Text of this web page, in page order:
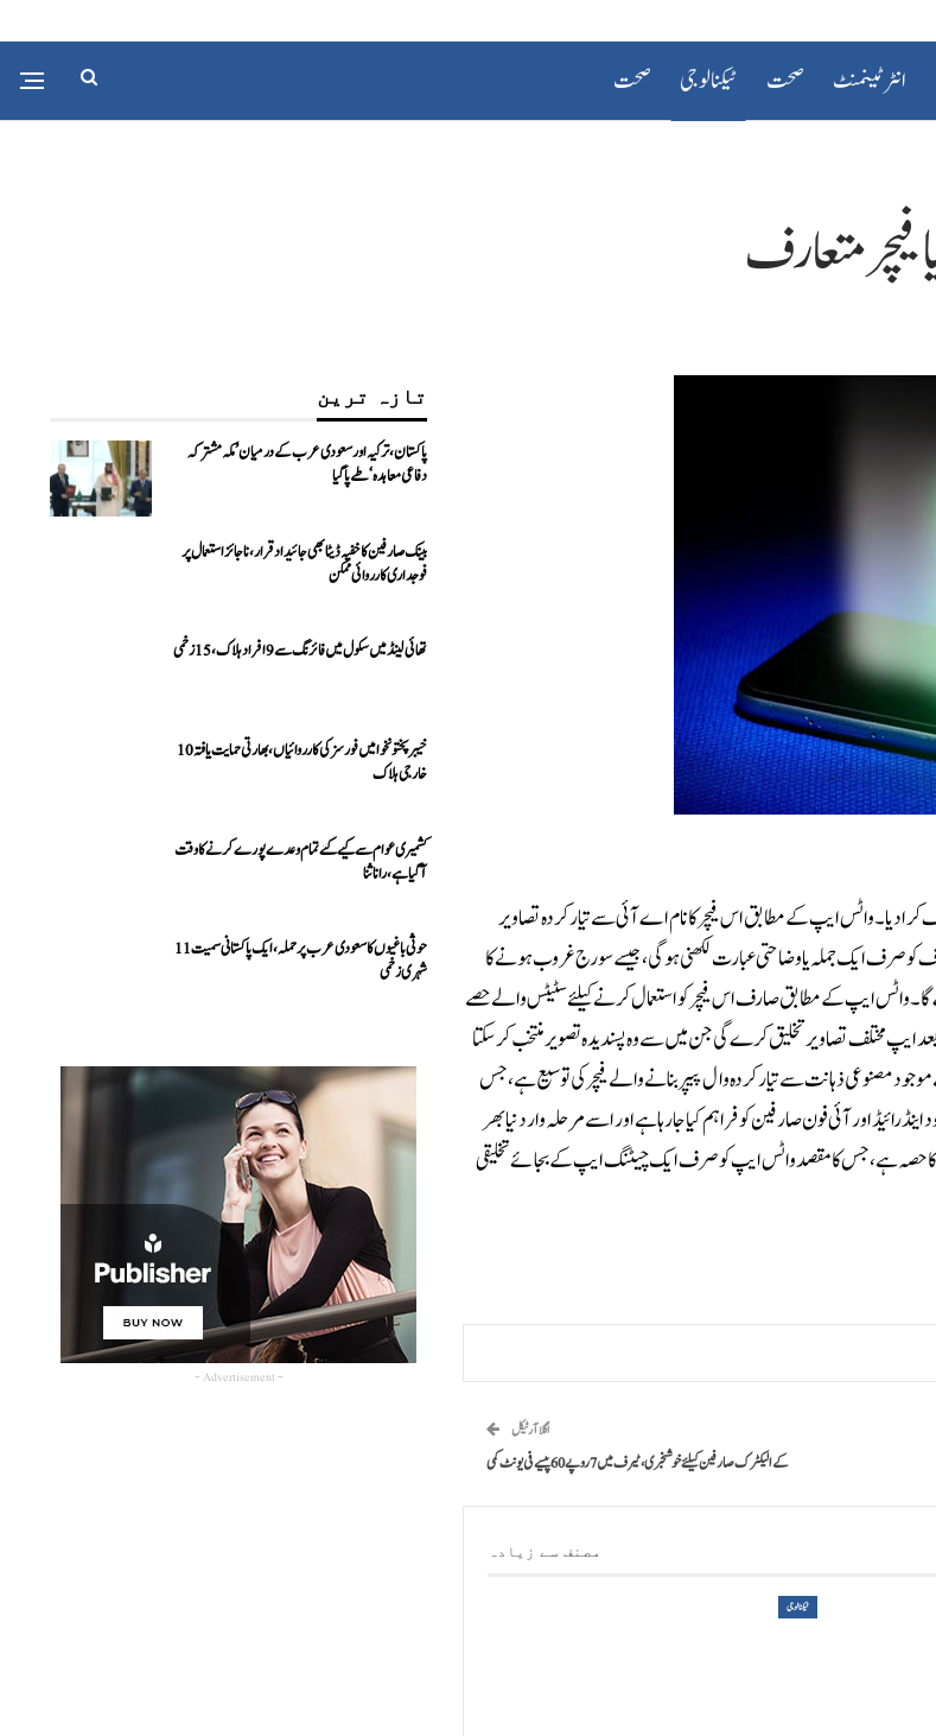
انٹرٹینمنٹ صحت ٹیکنالوجی صحت
متعارف
کرا دیا۔واٹس ایپ کے مطابق اس فیچر کا نام اے آئی سے تیار کردہ تصاویر
کو صرف ایک جملہ یا وضاحتی عبارت لکھنی ہوگی، جیسے سورج غروب ہونے کا
گا۔واٹس ایپ کے مطابق صارف اس فیچر کو استعمال کرنے کیلئے سٹیٹس والے حصے
ایپ مختلف تصاویر تخلیق کرے گی جن میں سے وہ پسندیدہ تصویر منتخب کر سکتا
مصنوعی ذہانت سے تیار کردہ وال پیپر بنانے والے فیچر کی توسیع ہے، جس
اور آئی فون صارفین کو فراہم کیا جا رہا ہے اور اسے مرحلہ وار دنیا بھر
کا حصہ ہے، جس کا مقصد واٹس ایپ کو صرف ایک چیٹنگ ایپ کے بجائے تخلیقی
اگلا آرٹیکل
کے الیکٹرک صارفین کیلئے خوشخبری، ٹیرف میں 7 روپے 60 پیسے فی یونٹ کمی
مصنف سے زیادہ
ٹیکنالوجی
تازہ ترین
پاکستان، ترکیہ اور سعودی عرب کے درمیان ’مکہ مشترکہ
دفاعی معاہدہ‘ طے پا گیا
بینک صارفین کا خفیہ ڈیٹا بھی جائیداد قرار، ناجائز استعمال پر
فوجداری کارروائی ممکن
تھائی لینڈ میں سکول میں فائرنگ سے 9 افراد ہلاک، 15 زخمی
خیبرپختونخوا میں فورسز کی کارروائیاں، بھارتی حمایت یافتہ 10
خارجی ہلاک
کشمیری عوام سے کیے گئے تمام وعدے پورے کرنے کا وقت
آ گیا ہے، رانا ثنا
حوثی باغیوں کا سعودی عرب پر حملہ، ایک پاکستانی سمیت 11
شہری زخمی
- Advertisement -